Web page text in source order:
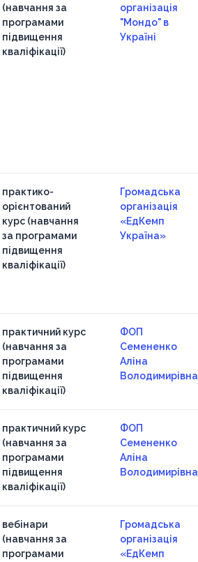
(навчання за
програмами
підвищення
кваліфікації)
організація
"Мондо" в
Україні
практико-
орієнтований
курс (навчання
за програмами
підвищення
кваліфікації)
Громадська
організація
«ЕдКемп
Україна»
практичний курс
(навчання за
програмами
підвищення
кваліфікації)
ФОП
Семененко
Аліна
Володимирівна
практичний курс
(навчання за
програмами
підвищення
кваліфікації)
ФОП
Семененко
Аліна
Володимирівна
вебінари
(навчання за
програмами
Громадська
організація
«ЕдКемп